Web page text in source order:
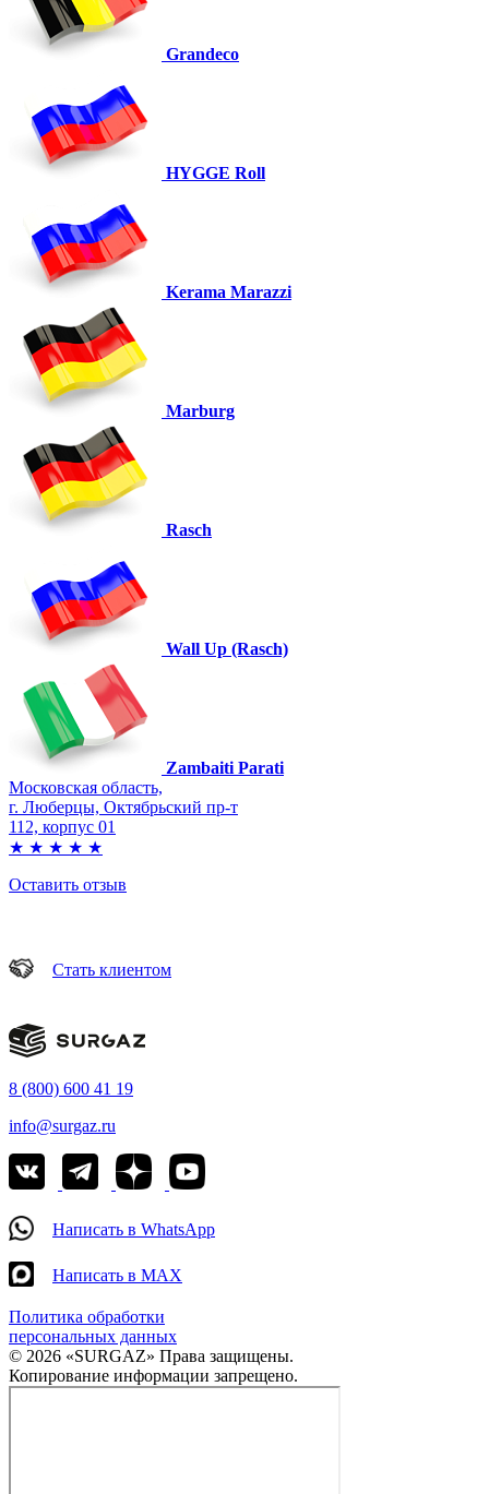
Grandeco
HYGGE Roll
Kerama Marazzi
Marburg
Rasch
Wall Up (Rasch)
Zambaiti Parati
Московская область,
г. Люберцы, Октябрьский пр-т
112, корпус 01
★ ★ ★ ★ ★
Оставить отзыв
Стать клиентом
8 (800) 600 41 19
info@surgaz.ru
Написать в WhatsApp
Написать в MAX
Политика обработки
персональных данных
© 2026 «SURGAZ» Права защищены.
Копирование информации запрещено.